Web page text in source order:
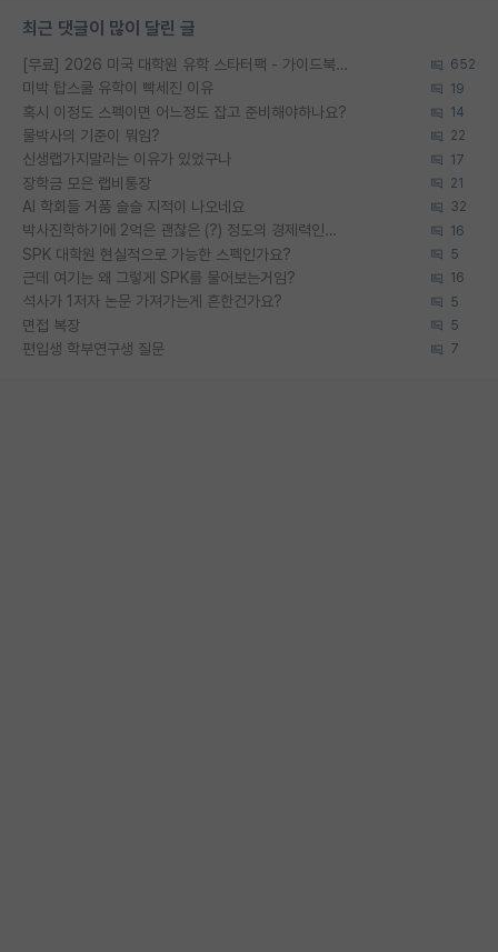
최근 댓글이 많이 달린 글
[무료] 2026 미국 대학원 유학 스타터팩 - 가이드북 & 합격자 컨택메일 템플릿 652
미박 탑스쿨 유학이 빡세진 이유 19
혹시 이정도 스펙이면 어느정도 잡고 준비해야하나요? 14
물박사의 기준이 뭐임? 22
신생랩가지말라는 이유가 있었구나 17
장학금 모은 랩비통장 21
AI 학회들 거품 슬슬 지적이 나오네요 32
박사진학하기에 2억은 괜찮은 (?) 정도의 경제력인가요 16
SPK 대학원 현실적으로 가능한 스펙인가요? 5
근데 여기는 왜 그렇게 SPK를 물어보는거임? 16
석사가 1저자 논문 가져가는게 흔한건가요? 5
면접 복장 5
편입생 학부연구생 질문 7